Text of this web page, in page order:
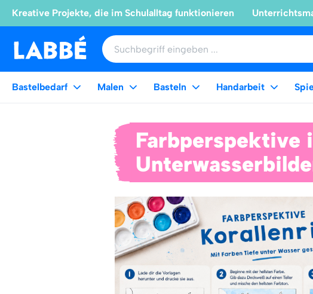
Kreative Projekte, die im Schulalltag funktionieren
Bastelbedarf Malen Basteln Handarbeit
Farbperspektive